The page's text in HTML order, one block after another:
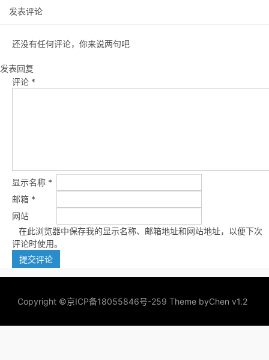
发表评论
还没有任何评论，你来说两句吧
发表回复
评论 *
显示名称 *
邮箱 *
网站
在此浏览器中保存我的显示名称、邮箱地址和网站地址，以便下次
评论时使用。
Copyright ©京ICP备18055846号-259 Theme byChen v1.2